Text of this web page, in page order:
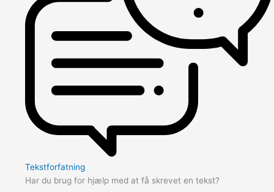
Tekstforfatning
Har du brug for hjælp med at få skrevet en tekst?